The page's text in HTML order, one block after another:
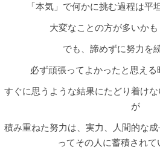
「本気」で何かに挑む過程は平
大変なことの方が多いかも
でも、諦めずに努力を
必ず頑張ってよかったと思え
すぐに思うような結果にたどり着け
が
積み重ねた努力は、実力、人間的な
ってその人に蓄積されて